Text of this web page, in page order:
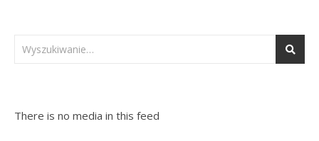
There is no media in this feed